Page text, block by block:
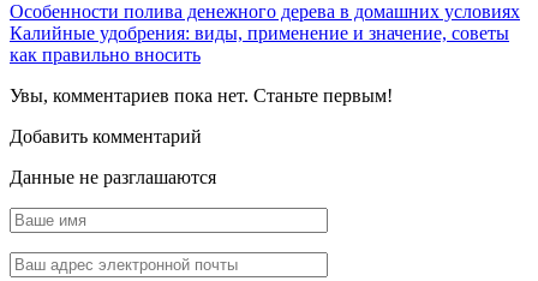
Особенности полива денежного дерева в домашних условиях
Калийные удобрения: виды, применение и значение, советы
как правильно вносить
Увы, комментариев пока нет. Станьте первым!
Добавить комментарий
Данные не разглашаются